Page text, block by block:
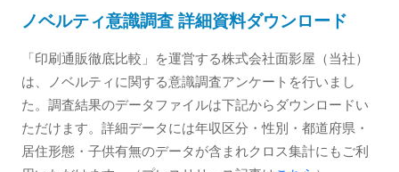
ノベルティ意識調査 詳細資料ダウンロード
「印刷通販徹底比較」を運営する株式会社面影屋（当社）
は、ノベルティに関する意識調査アンケートを行いまし
た。調査結果のデータファイルは下記からダウンロードい
ただけます。詳細データには年収区分・性別・都道府県・
居住形態・子供有無のデータが含まれクロス集計にもご利